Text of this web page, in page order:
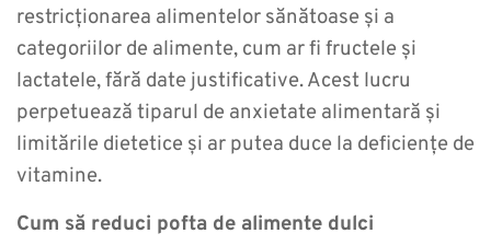
restricționarea alimentelor sănătoase și a
categoriilor de alimente, cum ar fi fructele și
lactatele, fără date justificative. Acest lucru
perpetuează tiparul de anxietate alimentară și
limitările dietetice și ar putea duce la deficiențe de
vitamine.
Cum să reduci pofta de alimente dulci